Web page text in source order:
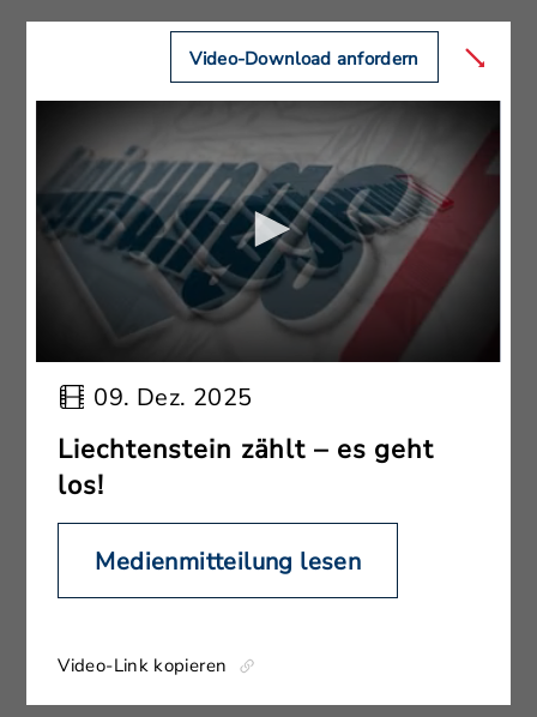
Video-Download anfordern
09. Dez. 2025
Liechtenstein zählt – es geht
los!
Medienmitteilung lesen
Video-Link kopieren